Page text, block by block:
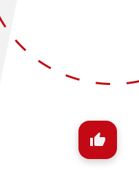
thumb_up